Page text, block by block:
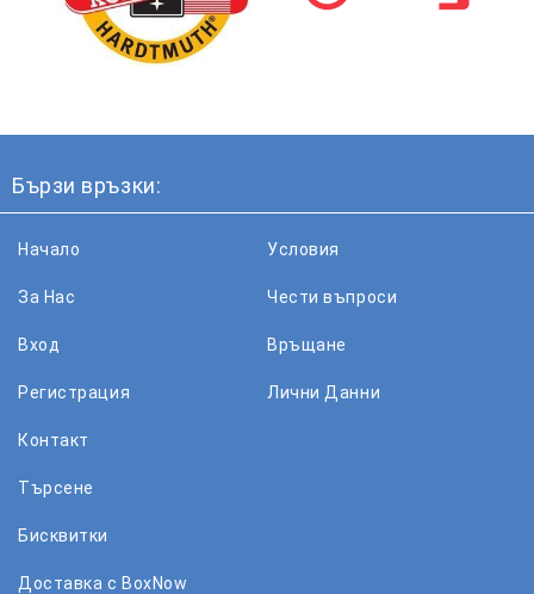
Бързи връзки:
Начало
За Нас
Вход
Регистрация
Условия
Чести въпроси
Връщане
Лични Данни
Контакт
Търсене
Бисквитки
Доставка с BoxNow